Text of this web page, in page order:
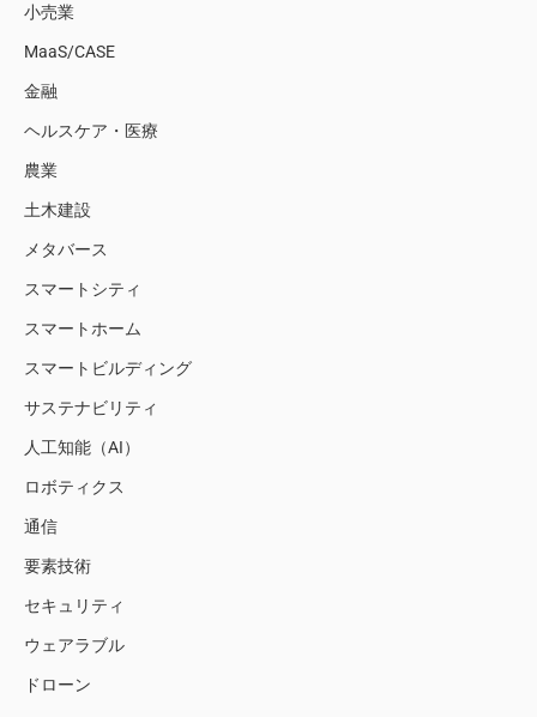
小売業
MaaS/CASE
金融
ヘルスケア・医療
農業
土木建設
メタバース
スマートシティ
スマートホーム
スマートビルディング
サステナビリティ
人工知能（AI）
ロボティクス
通信
要素技術
セキュリティ
ウェアラブル
ドローン